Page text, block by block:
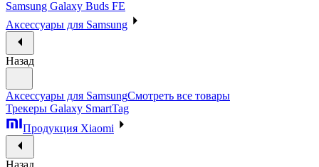
Samsung Galaxy Buds FE
Аксессуары для Samsung
Назад
Аксессуары для SamsungСмотреть все товары
Трекеры Galaxy SmartTag
Продукция Xiaomi
Назад